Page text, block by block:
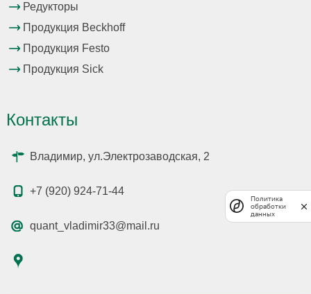
Редукторы
Продукция Beckhoff
Продукция Festo
Продукция Sick
Контакты
Владимир, ул.Электрозаводская, 2
+7 (920) 924-71-44
quant_vladimir33@mail.ru
Политика
обработки
данных